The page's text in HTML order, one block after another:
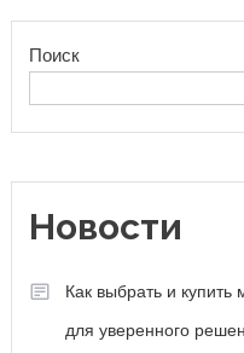
Поиск
Новости
Как выбрать и
для уверенного